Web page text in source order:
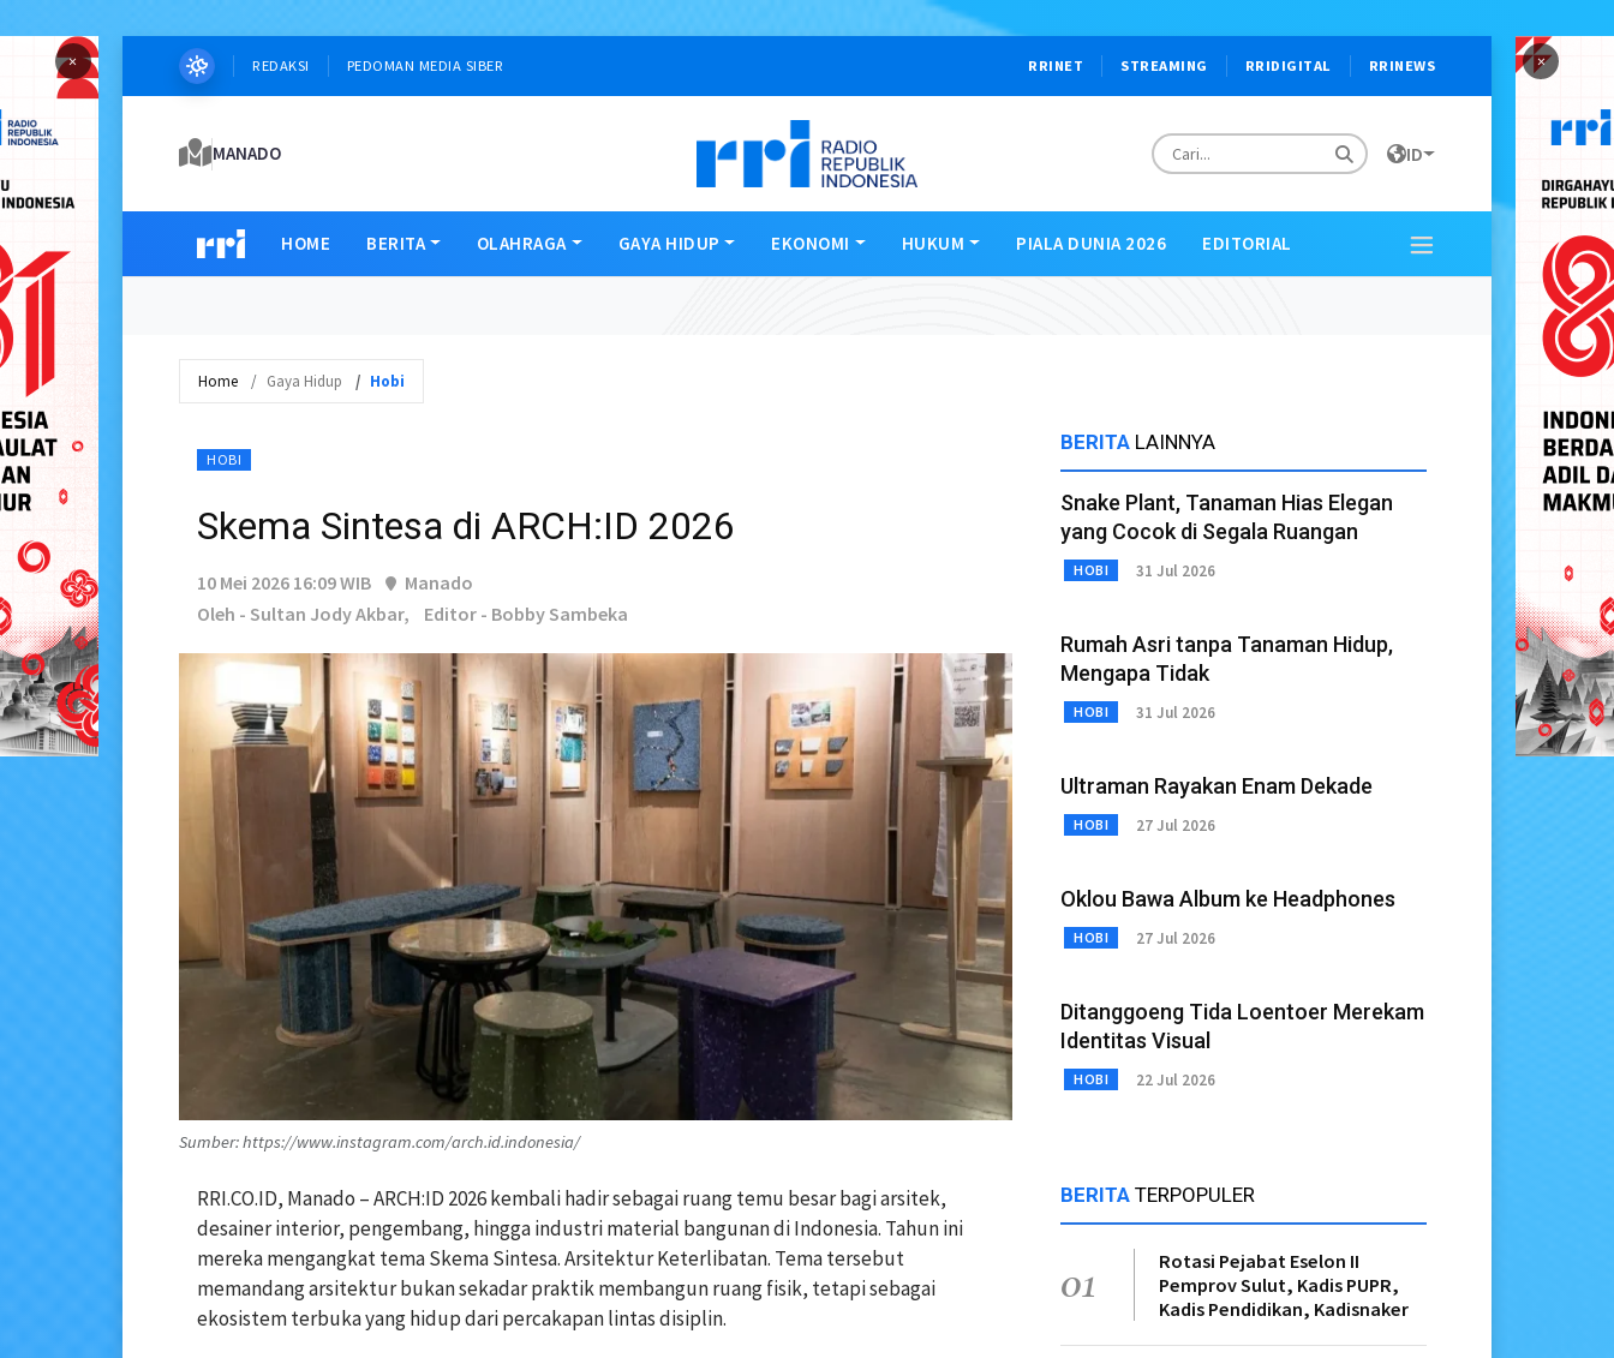
× ×
REDAKSI PEDOMAN MEDIA SIBER RRINET STREAMING RRIDIGITAL RRINEWS
MANADO ID
HOME BERITA OLAHRAGA GAYA HIDUP EKONOMI HUKUM PIALA DUNIA 2026 EDITORIAL
Home Gaya Hidup Hobi
HOBI
Skema Sintesa di ARCH:ID 2026
10 Mei 2026 16:09 WIB
Manado
Oleh - Sultan Jody Akbar,
Editor - Bobby Sambeka
Sumber: https://www.instagram.com/arch.id.indonesia/
RRI.CO.ID, Manado –ARCH:ID 2026kembali hadir sebagai ruang temu besar bagi arsitek,
desainer interior, pengembang, hingga industri material bangunan di Indonesia. Tahun ini
mereka mengangkat tema Skema Sintesa. Arsitektur Keterlibatan. Tema tersebut
memandang arsitektur bukan sekadar praktik membangun ruang fisik, tetapi sebagai
ekosistem terbuka yang hidup dari percakapan lintas disiplin.
BERITA LAINNYA
Snake Plant, Tanaman Hias Elegan
yang Cocok di Segala Ruangan
HOBI 31 Jul 2026
Rumah Asri tanpa Tanaman Hidup,
Mengapa Tidak
HOBI 31 Jul 2026
Ultraman Rayakan Enam Dekade
HOBI 27 Jul 2026
Oklou Bawa Album ke Headphones
HOBI 27 Jul 2026
Ditanggoeng Tida Loentoer Merekam
Identitas Visual
HOBI 22 Jul 2026
BERITA TERPOPULER
01
Rotasi Pejabat Eselon II
Pemprov Sulut, Kadis PUPR,
Kadis Pendidikan, Kadisnaker